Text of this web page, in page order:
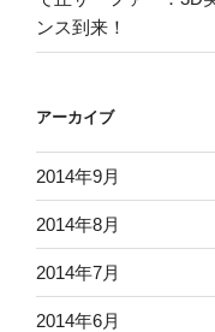
ンス到来！
アーカイブ
2014年9月
2014年8月
2014年7月
2014年6月